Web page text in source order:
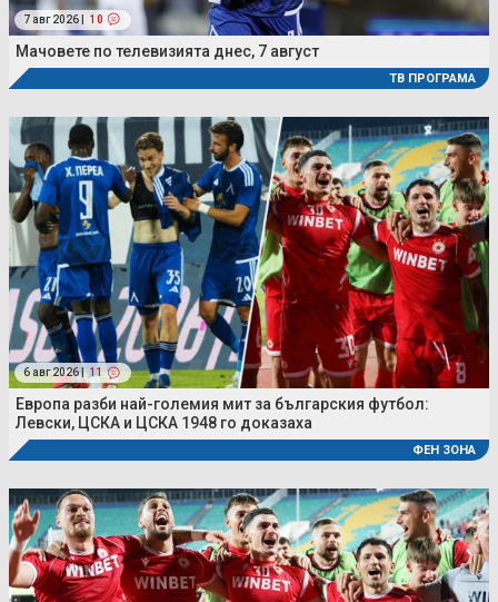
7 авг 2026 | 10
Мачовете по телевизията днес, 7 август
ТВ ПРОГРАМА
6 авг 2026 | 11
Европа разби най-големия мит за българския футбол:
Левски, ЦСКА и ЦСКА 1948 го доказаха
ФЕН ЗОНА